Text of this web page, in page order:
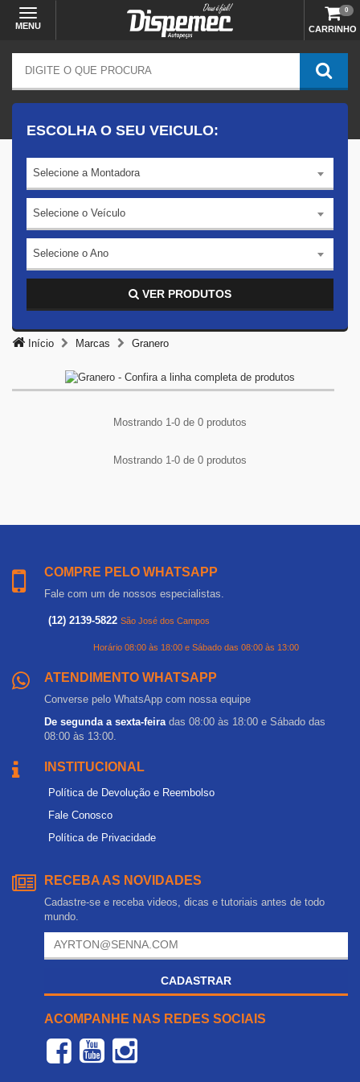
MENU CARRINHO
0
ESCOLHA O SEU VEICULO:
Selecione a Montadora
Selecione o Veículo
Selecione o Ano
VER PRODUTOS
Início Marcas Granero
Mostrando 1-0 de 0 produtos
Mostrando 1-0 de 0 produtos
COMPRE PELO WHATSAPP
Fale com um de nossos especialistas.
(12) 2139-5822 São José dos Campos
Horário 08:00 às 18:00 e Sábado das 08:00 às 13:00
ATENDIMENTO WHATSAPP
Converse pelo WhatsApp com nossa equipe
De segunda a sexta-feira das 08:00 às 18:00 e Sábado das
08:00 às 13:00.
INSTITUCIONAL
Política de Devolução e Reembolso
Fale Conosco
Política de Privacidade
RECEBA AS NOVIDADES
Cadastre-se e receba videos, dicas e tutoriais antes de todo
mundo.
CADASTRAR
ACOMPANHE NAS REDES SOCIAIS